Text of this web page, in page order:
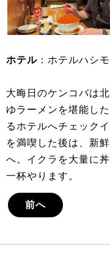
ホテル ：ホテルハシモ
大晦日のケンコバは
ゆラーメンを堪能し
るホテルへチェック
を満喫した後は、新
へ。イクラを大量に
一杯やります。
前へ